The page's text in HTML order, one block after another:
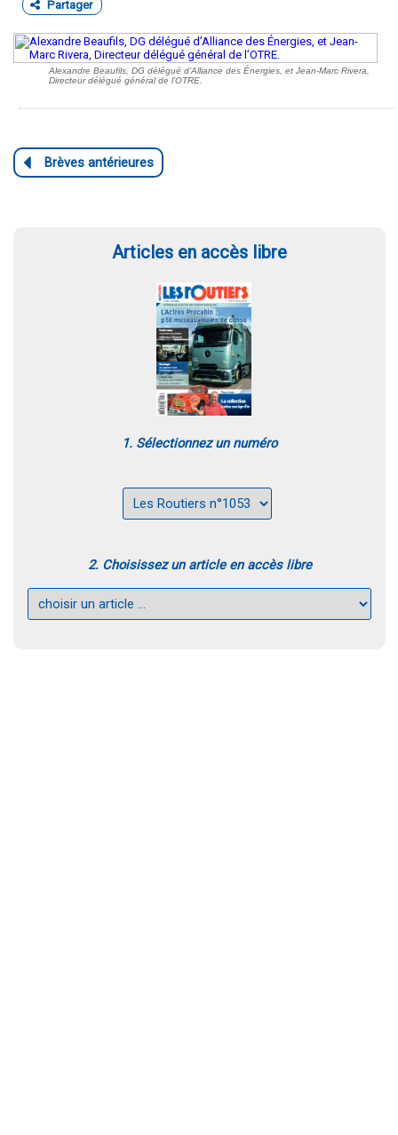
Partager
Alexandre Beaufils, DG délégué d’Alliance des Énergies, et Jean-Marc Rivera,
Directeur délégué général de l’OTRE.
Articles en accès libre
1. Sélectionnez un numéro
2. Choisissez un article en accès libre